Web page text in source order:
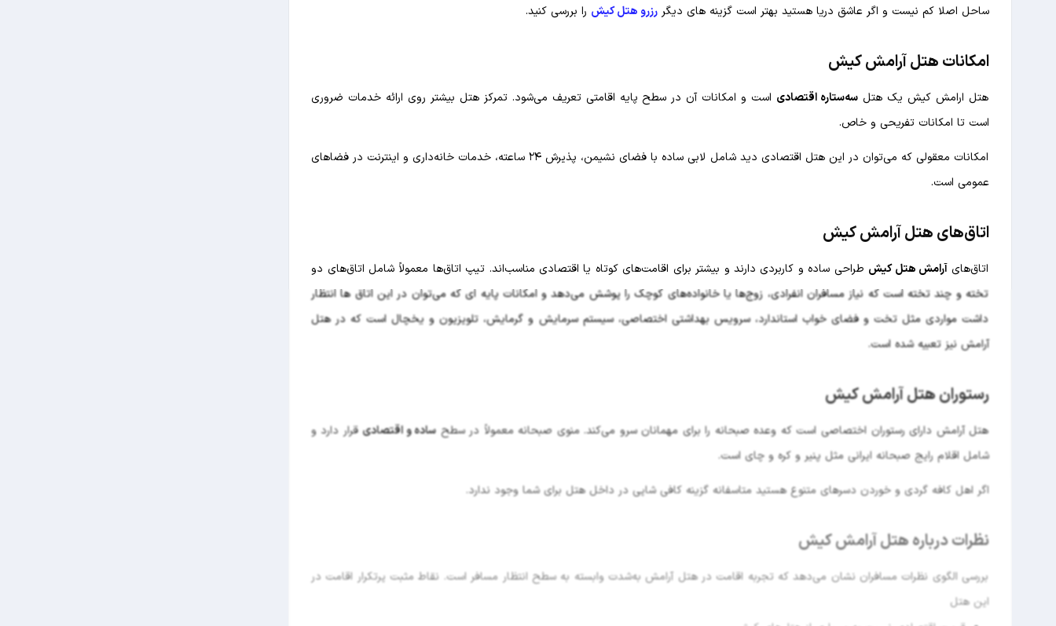
ساحل اصلا کم نیست و اگر عاشق دریا هستید بهتر است گزینه های دیگر رزرو هتل کیش را بررسی کنید.
امکانات هتل آرامش کیش
هتل ارامش كيش یک هتل سه‌ستاره اقتصادی است و امکانات آن در سطح پایه اقامتی تعریف می‌شود. تمرکز هتل بیشتر روی ارائه خدمات ضروری
است تا امکانات تفریحی و خاص.
امکانات معقولی که می‌توان در این هتل اقتصادی دید شامل لابی ساده با فضای نشیمن، پذیرش ۲۴ ساعته، خدمات خانه‌داری و اینترنت در فضاهای
عمومی است.
اتاق‌های هتل آرامش کیش
اتاق‌های آرامش هتل کیش طراحی ساده و کاربردی دارند و بیشتر برای اقامت‌های کوتاه یا اقتصادی مناسب‌اند. تیپ اتاق‌ها معمولاً شامل اتاق‌های دو
تخته و چند تخته است که نیاز مسافران انفرادی، زوج‌ها یا خانواده‌های کوچک را پوشش می‌دهد و امکانات پایه ای که می‌توان در این اتاق ها انتظار
داشت مواردی مثل تخت و فضای خواب استاندارد، سرویس بهداشتی اختصاصی، سیستم سرمایش و گرمایش، تلویزیون و یخچال است که در هتل
آرامش نیز تعبیه شده است.
رستوران هتل آرامش کیش
هتل آرامش دارای رستوران اختصاصی است که وعده صبحانه را برای مهمانان سرو می‌کند. منوی صبحانه معمولاً در سطحساده و اقتصادیقرار دارد و
شامل اقلام رایج صبحانه ایرانی مثل پنیر و کره و چای است.
اگر اهل کافه گردی و خوردن دسرهای متنوع هستید متاسفانه گزینه کافی شاپی در داخل هتل برای شما وجود ندارد.
نظرات درباره هتل آرامش کیش
بررسی الگوی نظرات مسافران نشان می‌دهد که تجربه اقامت در هتل آرامش به‌شدت وابسته به سطح انتظار مسافر است. نقاط مثبت پرتکرار اقامت در
این هتل